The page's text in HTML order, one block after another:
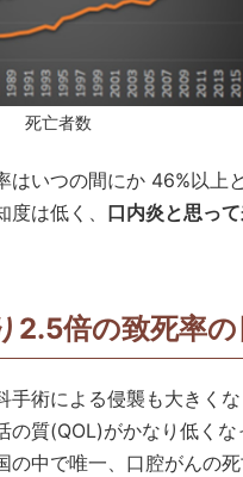
死亡者数
はいつの間にか 46%以上
度は低く、 口内炎と思っ
2.5倍の致死率の
手術による侵襲も大きく
の質(QOL)がかなり低く
の中で唯一、口腔がんの